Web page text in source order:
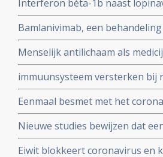
ziekenhuis.
Interferon bèta-1b naast
behandeling van patiënten
Interferon bèta-1b
Bamlanivimab, een
met het coronavirus - Covid-
uitstekende resultaten.
Menselijk antilichaam als
kunnen leveren volgens
immuunsysteem versterken bij
wachten op vaccin, aldus
Eenmaal besmet met het
studie. Immuniteit voor Covid-
waarschijnlijk langer dan dat.
Nieuwe studies bewijzen dat
langdurige immuniteit geeft
immuunsysteem
Eiwit blokkeert coronavirus en